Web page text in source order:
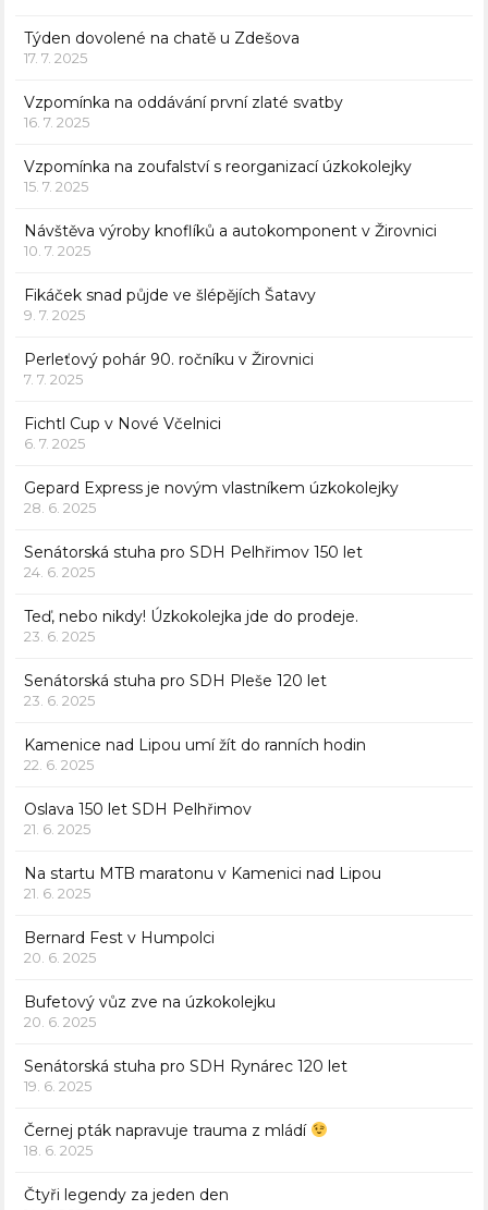
Týden dovolené na chatě u Zdešova
17. 7. 2025
Vzpomínka na oddávání první zlaté svatby
16. 7. 2025
Vzpomínka na zoufalství s reorganizací úzkokolejky
15. 7. 2025
Návštěva výroby knoflíků a autokomponent v Žirovnici
10. 7. 2025
Fikáček snad půjde ve šlépějích Šatavy
9. 7. 2025
Perleťový pohár 90. ročníku v Žirovnici
7. 7. 2025
Fichtl Cup v Nové Včelnici
6. 7. 2025
Gepard Express je novým vlastníkem úzkokolejky
28. 6. 2025
Senátorská stuha pro SDH Pelhřimov 150 let
24. 6. 2025
Teď, nebo nikdy! Úzkokolejka jde do prodeje.
23. 6. 2025
Senátorská stuha pro SDH Pleše 120 let
23. 6. 2025
Kamenice nad Lipou umí žít do ranních hodin
22. 6. 2025
Oslava 150 let SDH Pelhřimov
21. 6. 2025
Na startu MTB maratonu v Kamenici nad Lipou
21. 6. 2025
Bernard Fest v Humpolci
20. 6. 2025
Bufetový vůz zve na úzkokolejku
20. 6. 2025
Senátorská stuha pro SDH Rynárec 120 let
19. 6. 2025
Černej pták napravuje trauma z mládí
18. 6. 2025
Čtyři legendy za jeden den